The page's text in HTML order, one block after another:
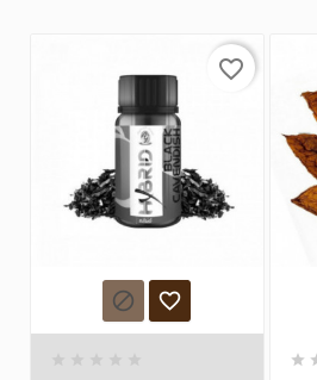
 
favorite_border
